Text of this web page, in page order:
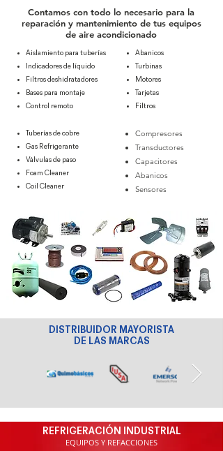
Contamos con todo lo necesario para la
reparación y mantenimiento de tus equipos
de aire acondicionado
Aislamiento para tuberías
Indicadores de líquido
Filtros deshidratadores
Bases para montaje
Control remoto
Tuberías de cobre
Gas Refrigerante
Válvulas de paso
Foam Cleaner
Coil Cleaner
Abanicos
Turbinas
Motores
Tarjetas
Filtros
Compresores
Transductores
Capacitores
Abanicos
Sensores​
DISTRIBUIDOR MAYORISTA
DE LAS MARCAS
REFRIGERACIÓN INDUSTRIAL
EQUIPOS Y REFACCIONES